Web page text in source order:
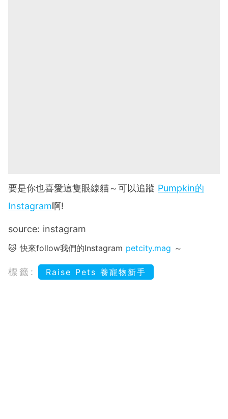
要是你也喜愛這隻眼線貓～可以追蹤 Pumpkin的
Instagram啊!
source: instagram
🐱 快來follow我們的Instagram petcity.mag ～
標籤: Raise Pets 養寵物新手